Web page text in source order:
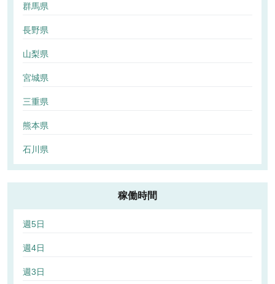
群馬県
長野県
山梨県
宮城県
三重県
熊本県
石川県
稼働時間
週5日
週4日
週3日